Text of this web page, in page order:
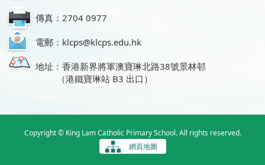
傳真：2704 0977
電郵：klcps@klcps.edu.hk
地址：香港新界將軍澳寶琳北路38號景林邨
（港鐵寶琳站 B3 出口）
Copyright © King Lam Catholic Primary School. All rights reserved.
網頁地圖